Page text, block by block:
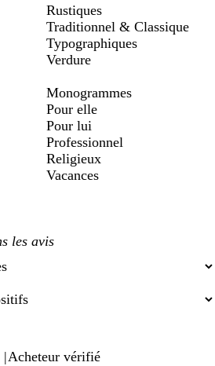
Rustiques
Traditionnel & Classique
Typographiques
Verdure
Monogrammes
Pour elle
Pour lui
Professionnel
Religieux
Vacances
|Acheteur vérifié